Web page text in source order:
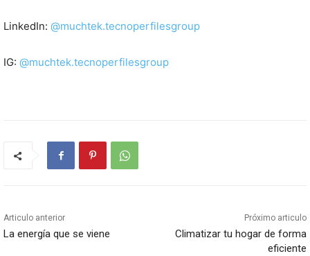
LinkedIn: @muchtek.tecnoperfilesgroup
IG: @muchtek.tecnoperfilesgroup
Articulo anterior
La energía que se viene
Próximo articulo
Climatizar tu hogar de forma
eficiente